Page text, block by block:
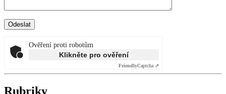
Ověření proti robotům
Klikněte pro ověření
FriendlyCaptcha ⇗
Rubriky